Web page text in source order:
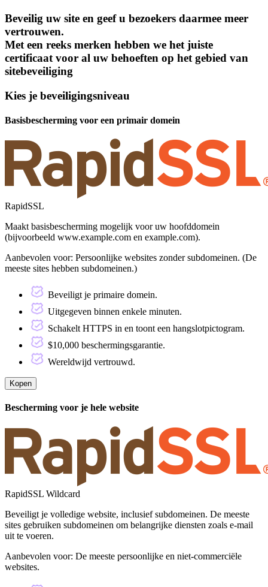
Beveilig uw site en geef u bezoekers daarmee meer
vertrouwen.
Met een reeks merken hebben we het juiste
certificaat voor al uw behoeften op het gebied van
sitebeveiliging
Kies je beveiligingsniveau
Basisbescherming voor een primair domein
RapidSSL
Maakt basisbescherming mogelijk voor uw hoofddomein
(bijvoorbeeld www.example.com en example.com).
Aanbevolen voor: Persoonlijke websites zonder subdomeinen. (De
meeste sites hebben subdomeinen.)
Beveiligt je primaire domein.
Uitgegeven binnen enkele minuten.
Schakelt HTTPS in en toont een hangslotpictogram.
$10,000 beschermingsgarantie.
Wereldwijd vertrouwd.
Kopen
Bescherming voor je hele website
RapidSSL Wildcard
Beveiligt je volledige website, inclusief subdomeinen. De meeste
sites gebruiken subdomeinen om belangrijke diensten zoals e-mail
uit te voeren.
Aanbevolen voor: De meeste persoonlijke en niet-commerciële
websites.